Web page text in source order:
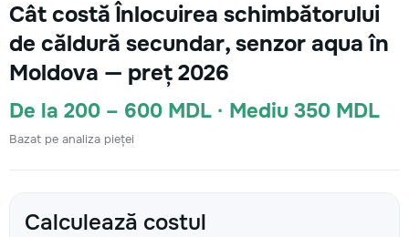
Cât costă Înlocuirea schimbătorului
de căldură secundar, senzor aqua în
Moldova — preț 2026
De la 200 – 600 MDL · Mediu 350 MDL
Bazat pe analiza pieței
Calculează costul